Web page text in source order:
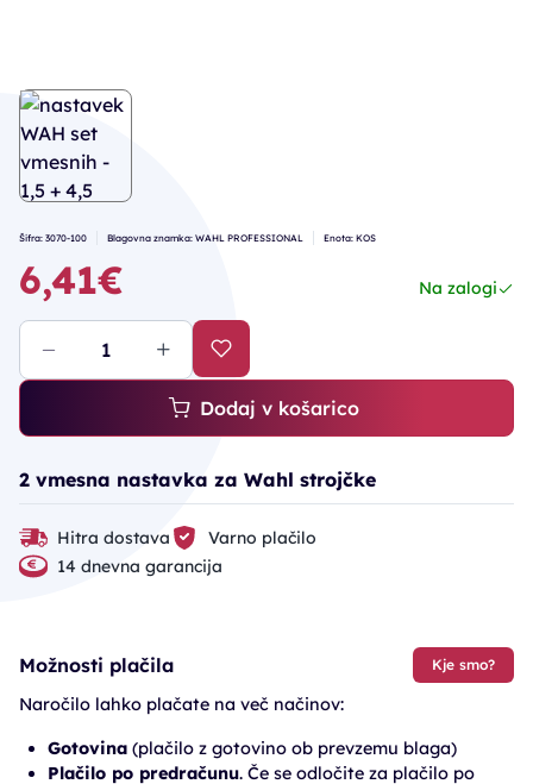
Šifra: 3070-100 Blagovna znamka: WAHL PROFESSIONAL Enota: KOS
6,41€ Na zalogi
Dodaj v košarico
2 vmesna nastavka za Wahl strojčke
Hitra dostava
Varno plačilo
14 dnevna garancija
Možnosti plačila Kje smo?
Naročilo lahko plačate na več načinov:
Gotovina (plačilo z gotovino ob prevzemu blaga)
Plačilo po predračunu. Če se odločite za plačilo po